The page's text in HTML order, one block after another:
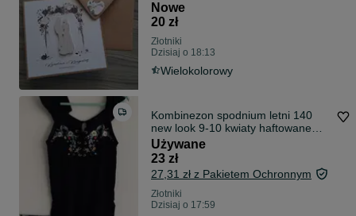
Nowe
20 zł
Złotniki
Dzisiaj o 18:13
Wielokolorowy
Kombinezon spodnium letni 140
new look 9-10 kwiaty haftowane
wiazanie
Używane
23 zł
27,31 zł z Pakietem Ochronnym
Złotniki
Dzisiaj o 17:59